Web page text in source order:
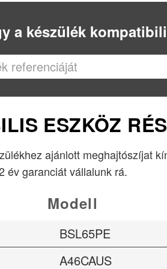
a készülék
ESZKÖZ
ajánlott meghajtószíjat
év garanciát vállalunk rá.
Modell
BSL65PE
A46CAUS